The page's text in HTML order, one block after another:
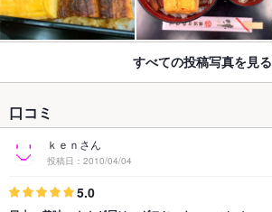
すべての投稿写真を見る
口コミ
ｋｅｎさん
投稿日：2010/04/04
5.0